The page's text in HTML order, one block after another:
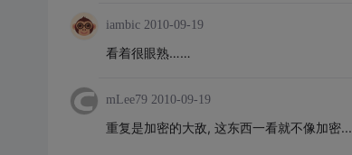
iambic 2010-09-19
看着很眼熟……
mLee79 2010-09-19
重复是加密的大敌, 这东西一看就不像加密...